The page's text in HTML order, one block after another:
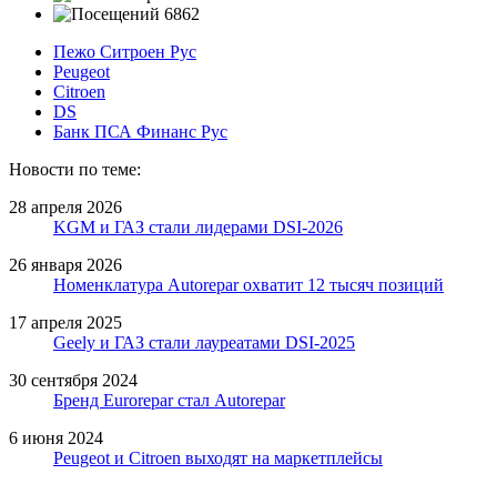
6862
Пежо Ситроен Рус
Peugeot
Citroen
DS
Банк ПСА Финанс Рус
Новости по теме:
28 апреля 2026
KGM и ГАЗ стали лидерами DSI-2026
26 января 2026
Номенклатура Autorepar охватит 12 тысяч позиций
17 апреля 2025
Geely и ГАЗ стали лауреатами DSI-2025
30 сентября 2024
Бренд Eurorepar стал Autorepar
6 июня 2024
Peugeot и Citroen выходят на маркетплейсы